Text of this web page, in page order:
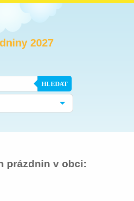
2027
HLEDAT
prázdnin v obci: